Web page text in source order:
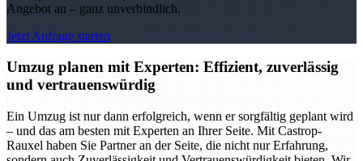
Angebot an – ganz unverbindlich.
Jetzt Anfrage starten
Umzug planen mit Experten: Effizient, zuverlässig
und vertrauenswürdig
Ein Umzug ist nur dann erfolgreich, wenn er sorgfältig geplant wird
– und das am besten mit Experten an Ihrer Seite. Mit Castrop-
Rauxel haben Sie Partner an der Seite, die nicht nur Erfahrung,